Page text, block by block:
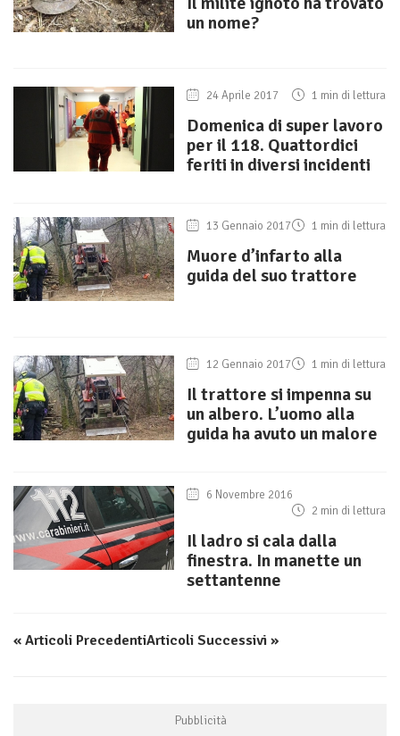
un nome?
24 Aprile 2017 1 min di lettura
Domenica di super lavoro
per il 118. Quattordici
feriti in diversi incidenti
13 Gennaio 2017 1 min di lettura
Muore d’infarto alla
guida del suo trattore
12 Gennaio 2017 1 min di lettura
Il trattore si impenna su
un albero. L’uomo alla
guida ha avuto un malore
6 Novembre 2016
2 min di lettura
Il ladro si cala dalla
finestra. In manette un
settantenne
« Articoli PrecedentiArticoli Successivi »